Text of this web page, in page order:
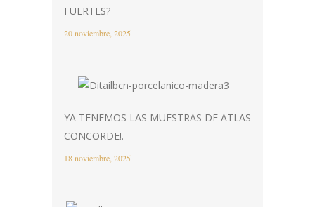
FUERTES?
20 noviembre, 2025
YA TENEMOS LAS MUESTRAS DE ATLAS
CONCORDE!.
18 noviembre, 2025